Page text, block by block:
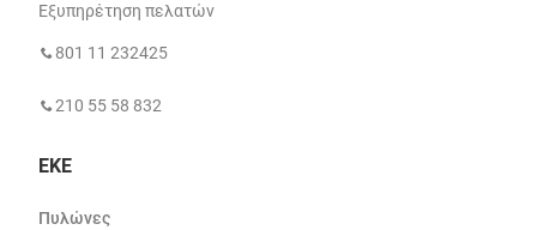
Εξυπηρέτηση πελατών
801 11 232425
210 55 58 832
ΕΚΕ
Πυλώνες